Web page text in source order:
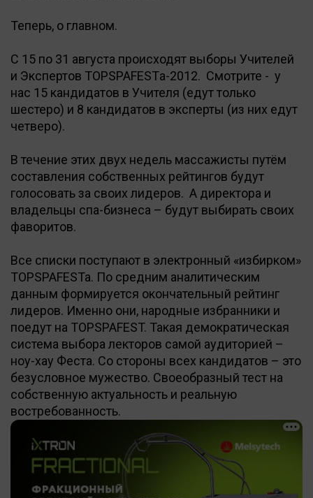
Теперь, о главном.
С 15 по 31 августа происходят выборы Учителей
и Экспертов TOPSPAFESTа-2012. Смотрите - у
нас 15 кандидатов в Учителя (едут только
шестеро) и 8 кандидатов в эксперты (из них едут
четверо).
В течение этих двух недель массажисты путём
составления собственных рейтингов будут
голосовать за своих лидеров. А директора и
владельцы спа-бизнеса – будут выбирать своих
фаворитов.
Все списки поступают в электронный «избирком»
TOPSPAFESTa. По средним аналитическим
данным формируется окончательный рейтинг
лидеров. Именно они, народные избранники и
поедут на TOPSPAFEST. Такая демократическая
система выбора лекторов самой аудиторией –
ноу-хау Феста. Со стороны всех кандидатов – это
безусловное мужество. Своеобразный тест на
собственную актуальность и реальную
востребованность.